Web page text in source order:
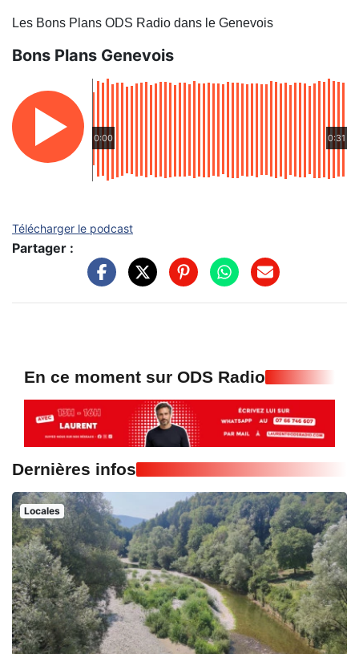
Les Bons Plans ODS Radio dans le Genevois
Bons Plans Genevois
0:00 0:31
Télécharger le podcast
Partager :
En ce moment sur ODS Radio
Dernières infos
Locales